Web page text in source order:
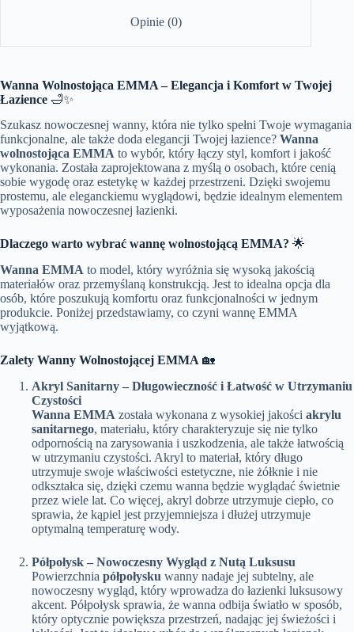
Opinie (0)
Wanna Wolnostojąca EMMA – Elegancja i Komfort w Twojej
Łazience 🛁✨
Szukasz nowoczesnej wanny, która nie tylko spełni Twoje wymagania
funkcjonalne, ale także doda elegancji Twojej łazience? Wanna
wolnostojąca EMMA to wybór, który łączy styl, komfort i jakość
wykonania. Została zaprojektowana z myślą o osobach, które cenią
sobie wygodę oraz estetykę w każdej przestrzeni. Dzięki swojemu
prostemu, ale eleganckiemu wyglądowi, będzie idealnym elementem
wyposażenia nowoczesnej łazienki.
Dlaczego warto wybrać wannę wolnostojącą EMMA? 🌟
Wanna EMMA to model, który wyróżnia się wysoką jakością
materiałów oraz przemyślaną konstrukcją. Jest to idealna opcja dla
osób, które poszukują komfortu oraz funkcjonalności w jednym
produkcie. Poniżej przedstawiamy, co czyni wannę EMMA
wyjątkową.
Zalety Wanny Wolnostojącej EMMA 🏡
Akryl Sanitarny – Długowieczność i Łatwość w Utrzymaniu
Czystości
Wanna EMMA została wykonana z wysokiej jakości akrylu
sanitarnego, materiału, który charakteryzuje się nie tylko
odpornością na zarysowania i uszkodzenia, ale także łatwością
w utrzymaniu czystości. Akryl to materiał, który długo
utrzymuje swoje właściwości estetyczne, nie żółknie i nie
odkształca się, dzięki czemu wanna będzie wyglądać świetnie
przez wiele lat. Co więcej, akryl dobrze utrzymuje ciepło, co
sprawia, że kąpiel jest przyjemniejsza i dłużej utrzymuje
optymalną temperaturę wody.
Półpołysk – Nowoczesny Wygląd z Nutą Luksusu
Powierzchnia półpołysku wanny nadaje jej subtelny, ale
nowoczesny wygląd, który wprowadza do łazienki luksusowy
akcent. Półpołysk sprawia, że wanna odbija światło w sposób,
który optycznie powiększa przestrzeń, nadając jej świeżości i